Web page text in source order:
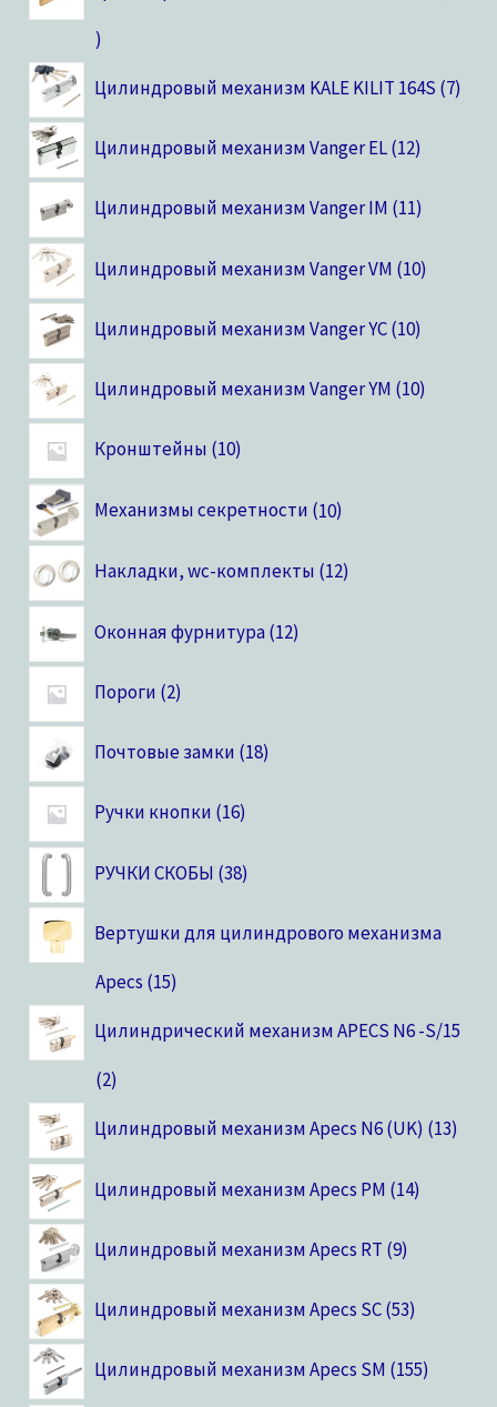
Цилиндровый механизм KALE KILIT 164S 7
Цилиндровый механизм Vanger EL 12
Цилиндровый механизм Vanger IM 11
Цилиндровый механизм Vanger VM 10
Цилиндровый механизм Vanger YC 10
Цилиндровый механизм Vanger YM 10
Кронштейны 10
Механизмы секретности 10
Накладки, wc-комплекты 12
Оконная фурнитура 12
Пороги 2
Почтовые замки 18
Ручки кнопки 16
РУЧКИ СКОБЫ 38
Вертушки для цилиндрового механизма
Apecs 15
Цилиндрический механизм APECS N6 -S/15
2
Цилиндровый механизм Apecs N6 (UK) 13
Цилиндровый механизм Apecs PM 14
Цилиндровый механизм Apecs RT 9
Цилиндровый механизм Apecs SC 53
Цилиндровый механизм Apecs SM 155